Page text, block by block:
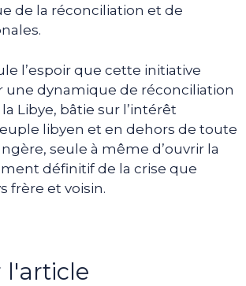
de la réconciliation et de
l’espoir que cette initiative
une dynamique de réconciliation
Libye, bâtie sur l’intérêt
libyen et en dehors de toute
seule à même d’ouvrir la
définitif de la crise que
frère et voisin.
l'article